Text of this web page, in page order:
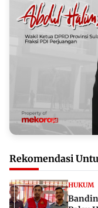
Rekomendasi
HUKUM